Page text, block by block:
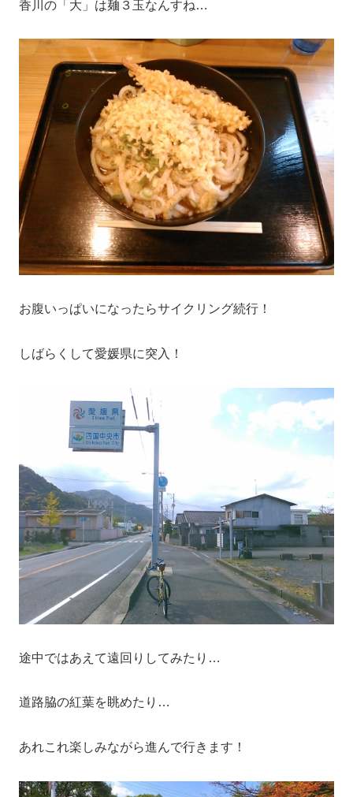
香川の「大」は麺３玉なんすね…
お腹いっぱいになったらサイクリング続行！
しばらくして愛媛県に突入！
途中ではあえて遠回りしてみたり…
道路脇の紅葉を眺めたり…
あれこれ楽しみながら進んで行きます！